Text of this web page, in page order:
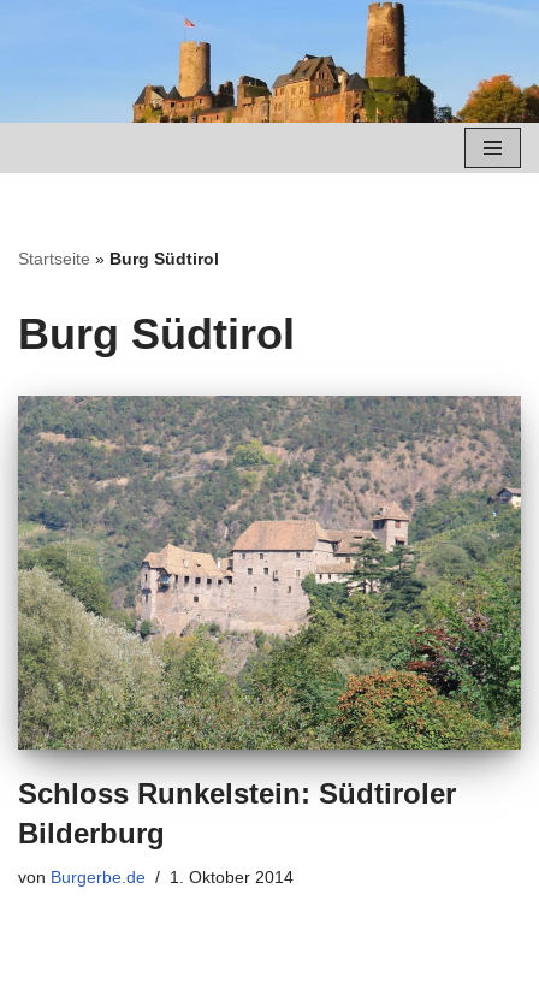
springen
Startseite » Burg Südtirol
Burg Südtirol
Schloss Runkelstein: Südtiroler
Bilderburg
von Burgerbe.de 1. Oktober 2014